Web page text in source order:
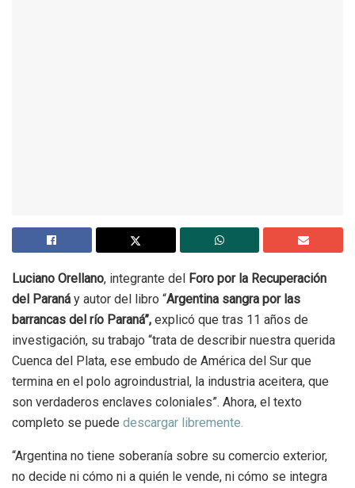
Luciano Orellano, integrante del Foro por la Recuperación
del Paraná y autor del libro “Argentina sangra por las
barrancas del río Paraná”, explicó que tras 11 años de
investigación, su trabajo “trata de describir nuestra querida
Cuenca del Plata, ese embudo de América del Sur que
termina en el polo agroindustrial, la industria aceitera, que
son verdaderos enclaves coloniales”. Ahora, el texto
completo se puede descargar libremente.
“Argentina no tiene soberanía sobre su comercio exterior,
no decide ni cómo ni a quién le vende, ni cómo se integra